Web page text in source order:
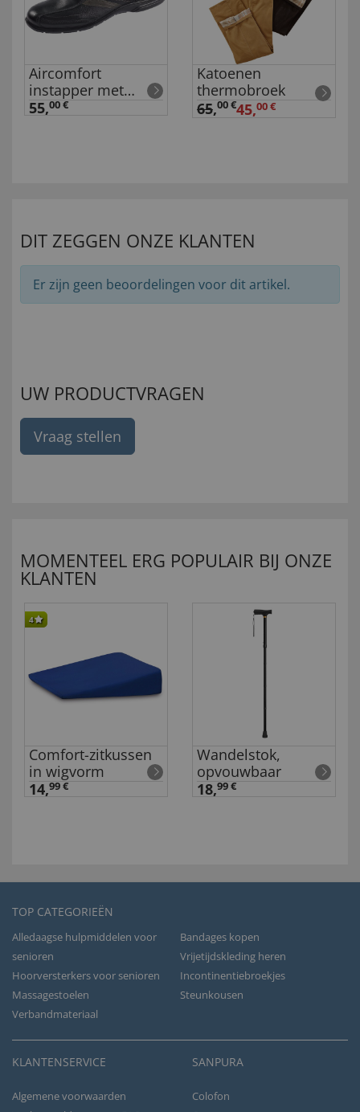
Aircomfort
instapper met
stretch
55,00 €
Katoenen
thermobroek
65,00 €45,00 €
DIT ZEGGEN ONZE KLANTEN
Er zijn geen beoordelingen voor dit artikel.
UW PRODUCTVRAGEN
Vraag stellen
MOMENTEEL ERG POPULAIR BIJ ONZE
KLANTEN
4
Comfort-zitkussen
in wigvorm
14,99 €
Wandelstok,
opvouwbaar
18,99 €
TOP CATEGORIEËN
Alledaagse hulpmiddelen voor
senioren
Bandages kopen
Vrijetijdskleding heren
Hoorversterkers voor senioren
Incontinentiebroekjes
Massagestoelen
Steunkousen
Verbandmateriaal
KLANTENSERVICE
Algemene voorwaarden
SANPURA
Colofon